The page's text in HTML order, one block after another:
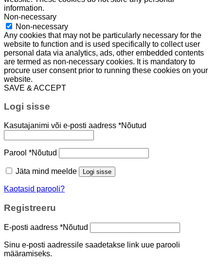
information.
Non-necessary
Non-necessary
Any cookies that may not be particularly necessary for the
website to function and is used specifically to collect user
personal data via analytics, ads, other embedded contents
are termed as non-necessary cookies. It is mandatory to
procure user consent prior to running these cookies on your
website.
SAVE & ACCEPT
Logi sisse
Kasutajanimi või e-posti aadress *Nõutud
Parool *Nõutud
Jäta mind meelde Logi sisse
Kaotasid parooli?
Registreeru
E-posti aadress *Nõutud
Sinu e-posti aadressile saadetakse link uue parooli
määramiseks.